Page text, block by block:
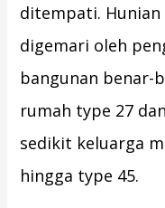
ditempati.
digemari oleh
bangunan benar-
rumah type 27
sedikit keluarga
hingga type 45.